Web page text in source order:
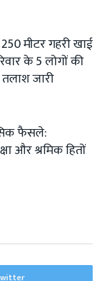
मीटर गहरी खाई
के 5 लोगों की
जारी
फैसले:
और श्रमिक हितों